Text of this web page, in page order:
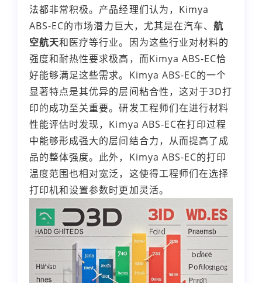
法都非常积极。产品经理们认为，Kimya
ABS-EC的市场潜力巨大，尤其是在汽车、航
空航天和医疗等行业。因为这些行业对材料的
强度和耐热性要求极高，而Kimya ABS-EC恰
好能够满足这些需求。Kimya ABS-EC的一个
显著特点是其优异的层间粘合性，这对于3D打
印的成功至关重要。研发工程师们在进行材料
性能评估时发现，Kimya ABS-EC在打印过程
中能够形成强大的层间结合力，从而提高了成
品的整体强度。此外，Kimya ABS-EC的打印
温度范围也相对宽泛，这使得工程师们在选择
打印机和设置参数时更加灵活。